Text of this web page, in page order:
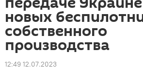
новых
собственного
производства
12:49 12.07.2023